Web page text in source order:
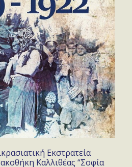
Εκστρατεία
Καλλιθέας “Σοφία